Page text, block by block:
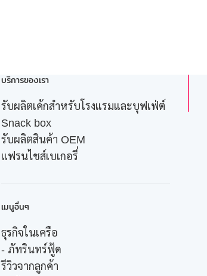
บริการของเรา
รับผลิตเค้กสำหรับโรงแรมและบุฟเฟ่ต์
Snack box
รับผลิตสินค้า OEM
แฟรนไชส์เบเกอรี่
เมนูอื่นๆ
ธุรกิจในเครือ
- ภัทรินทร์ฟู้ด
รีวิวจากลูกค้า